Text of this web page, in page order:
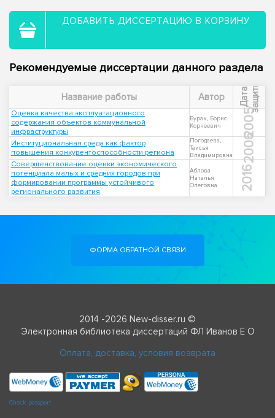
ДОБАВИТЬ ДИССЕРТАЦИЮ В КОРЗИНУ
Рекомендуемые диссертации данного раздела
Название работы Автор Д
а
т
а
з
а
щ
и
т ы
Оценка качества эксплуатационного
содержания объектов коммунальной
инфраструктуры
Бурак, Борис
Корнеевич
2005
Институциональная среда как фактор
повышения конкурентоспособности региона
Погодаева,
Таисья
Владимировна
2006
Совершенствование оценки экономического
потенциала малых и средних городов при
формировании программы устойчивого
регионального развития
Аблова
Наталья
Олеговна
2016
ФОРМА ОБРАТНОЙ СВЯЗИ
2014 -2026 New-disser.ru ©
Электронная библиотека диссертаций ФЛ Иванов Е О
Оплата, доставка, условия возврата
Check passport